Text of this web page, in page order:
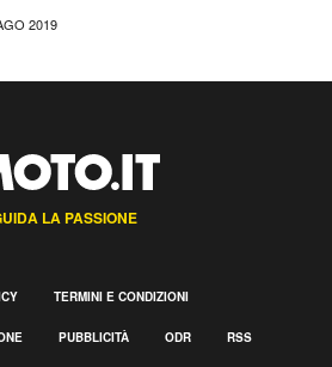
2019
LA PASSIONE
TERMINI E CONDIZIONI
PUBBLICITÀ ODR RSS